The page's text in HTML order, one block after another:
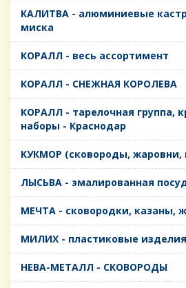
КАЛИТВА - алюминиевые
миска
КОРАЛЛ - весь ассортимент
КОРАЛЛ - СНЕЖНАЯ КОРОЛЕВА
КОРАЛЛ - тарелочная группа,
наборы - Краснодар
КУКМОР (сковороды, жаровни,
ЛЫСЬВА - эмалированная
МЕЧТА - сковородки, казаны,
МИЛИХ - пластиковые изделия
НЕВА-МЕТАЛЛ - СКОВОРОДЫ